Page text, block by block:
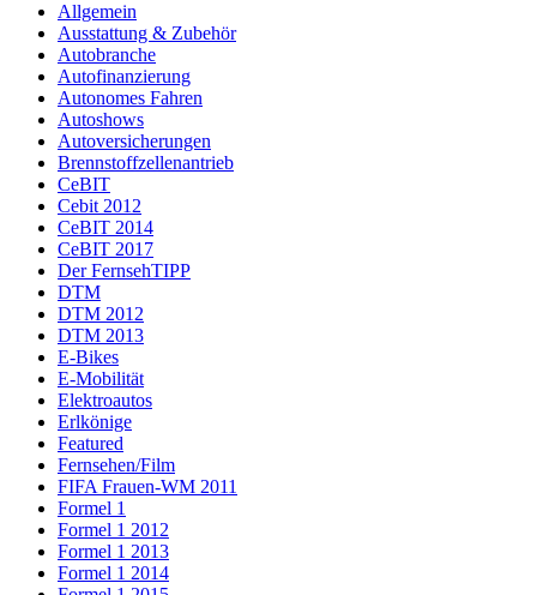
Allgemein
Ausstattung & Zubehör
Autobranche
Autofinanzierung
Autonomes Fahren
Autoshows
Autoversicherungen
Brennstoffzellenantrieb
CeBIT
Cebit 2012
CeBIT 2014
CeBIT 2017
Der FernsehTIPP
DTM
DTM 2012
DTM 2013
E-Bikes
E-Mobilität
Elektroautos
Erlkönige
Featured
Fernsehen/Film
FIFA Frauen-WM 2011
Formel 1
Formel 1 2012
Formel 1 2013
Formel 1 2014